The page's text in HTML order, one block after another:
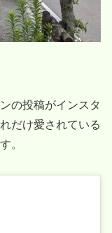
の投稿がインスタ
だけ愛されている
。